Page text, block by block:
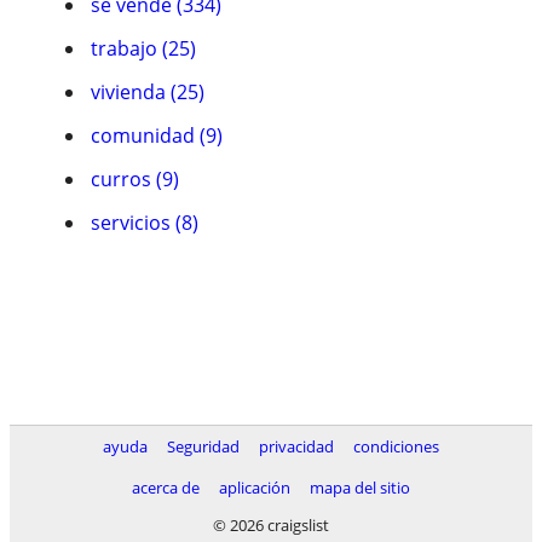
trabajo (25)
vivienda (25)
comunidad (9)
curros (9)
servicios (8)
ayuda Seguridad privacidad
condiciones
acerca de
aplicación
mapa del sitio
© 2026 craigslist